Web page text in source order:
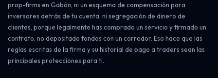
prop-firms en Gabón, ni un esquema de compensación para
inversores detrás de tu cuenta, ni segregación de dinero de
clientes, porque legalmente has comprado un servicio y firmado un
contrato, no depositado fondos con un corredor. Eso hace que las
reglas escritas de la firma y su historial de pago a traders sean las
principales protecciones para ti.